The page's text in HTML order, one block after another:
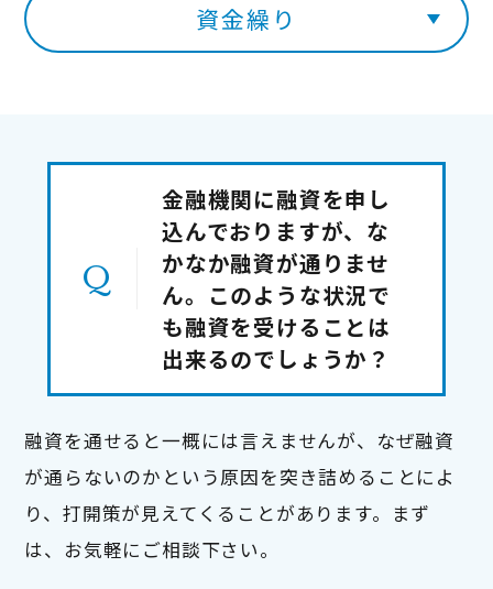
資金繰り
金融機関に融資を申し
込んでおりますが、な
かなか融資が通りませ
ん。このような状況で
も融資を受けることは
出来るのでしょうか？
融資を通せると一概には言えませんが、なぜ融資
が通らないのかという原因を突き詰めることによ
り、打開策が見えてくることがあります。まず
は、お気軽にご相談下さい。